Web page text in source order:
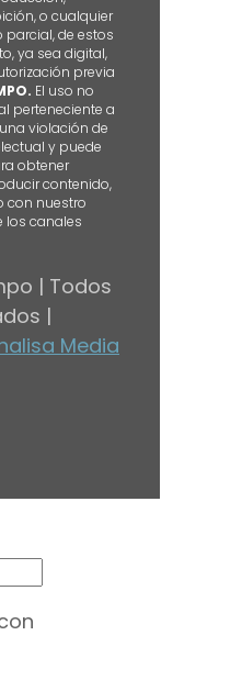
o cualquier
parcial, de estos
ya sea digital,
previa
El uso no
perteneciente a
violación de
y puede
obtener
contenido,
con nuestro
los canales
| Todos
|
Media